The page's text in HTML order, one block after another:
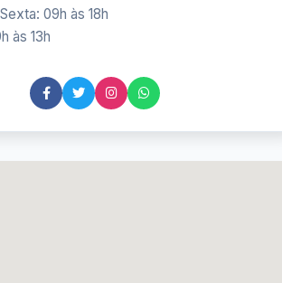
09h às 18h
às 13h